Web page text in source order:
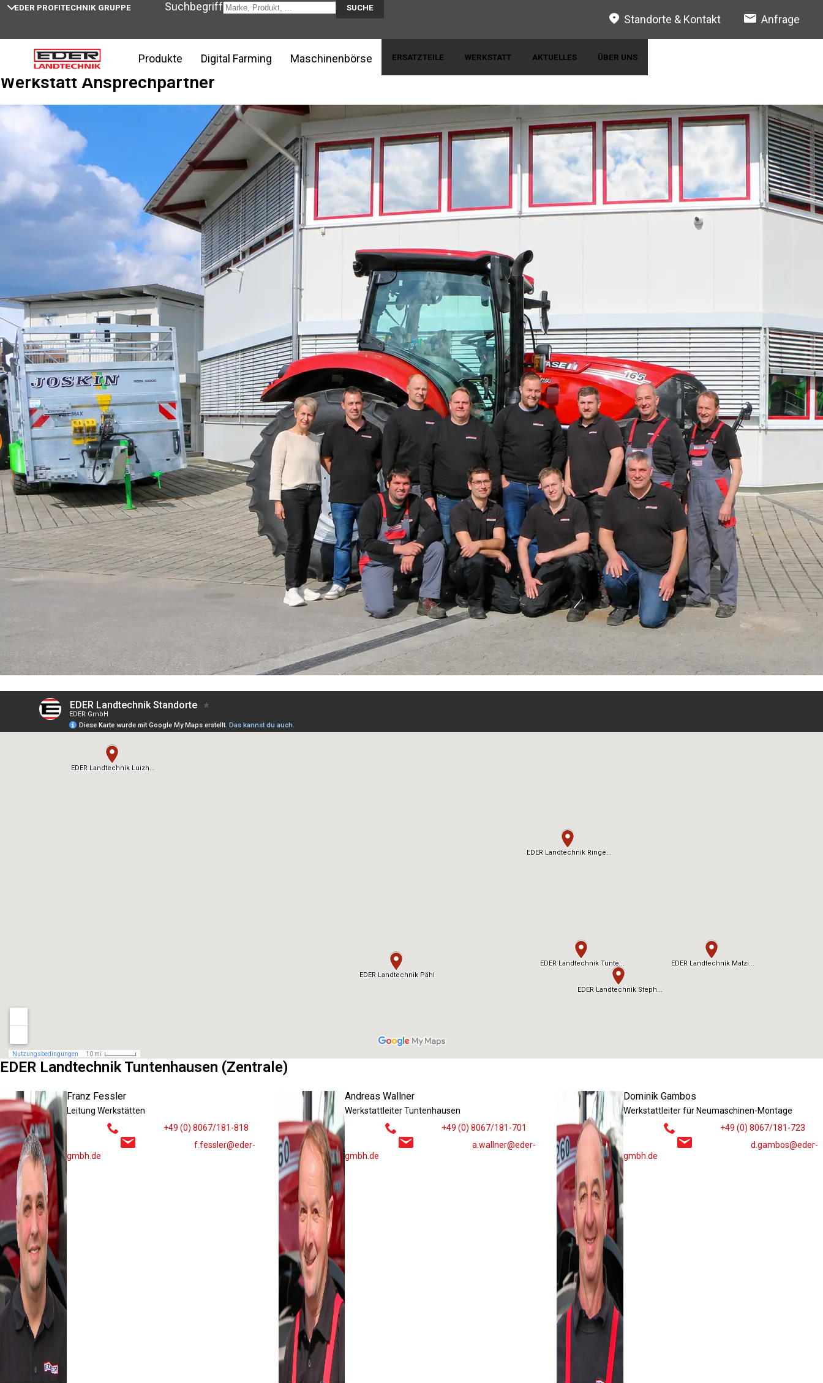
EDER PROFITECHNIK GRUPPE Suchbegriff SUCHE
Standorte & Kontakt Anfrage
Produkte Digital Farming Maschinenbörse ERSATZTEILE WERKSTATT AKTUELLES ÜBER UNS
Home Ansprechpartner
Werkstatt Ansprechpartner
EDER Landtechnik Tuntenhausen (Zentrale)
Franz Fessler
Leitung Werkstätten
+49 (0) 8067/181-818
f.fessler@eder-
gmbh.de
Andreas Wallner
Werkstattleiter Tuntenhausen
+49 (0) 8067/181-701
a.wallner@eder-
gmbh.de
Dominik Gambos
Werkstattleiter für Neumaschinen-Montage
+49 (0) 8067/181-723
d.gambos@eder-
gmbh.de